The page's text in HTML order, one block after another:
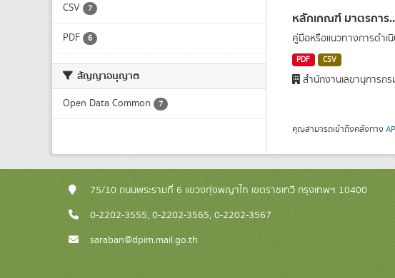
CSV 7
PDF 6
สัญญาอนุญาต
Open Data Common 7
หลักเกณฑ์ มาตรการ
คู่มือหรือแนวทางการดำเ
PDF CSV
สำนักงานเลขานุการกร
คุณสามารถเข้าถึงคลังทาง
75/10 ถนนพระรามที่ 6 แขวงทุ่งพญาไท เขตราชเทวี กรุงเทพฯ 10400
0-2202-3555, 0-2202-3565, 0-2202-3567
saraban@dpim.mail.go.th